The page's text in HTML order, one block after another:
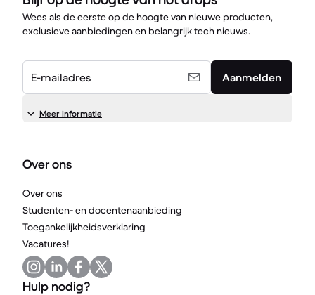
Wees als de eerste op de hoogte van nieuwe producten,
exclusieve aanbiedingen en belangrijk tech nieuws.
E-mailadres Aanmelden
Meer informatie
Over ons
Over ons
Studenten- en docentenaanbieding
Toegankelijkheidsverklaring
Vacatures!
Hulp nodig?